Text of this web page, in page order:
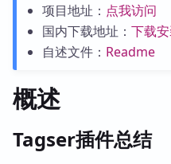
项目地址： 点我访问
国内下载地址： 下载
自述文件： Readme
概述
Tagser插件总结